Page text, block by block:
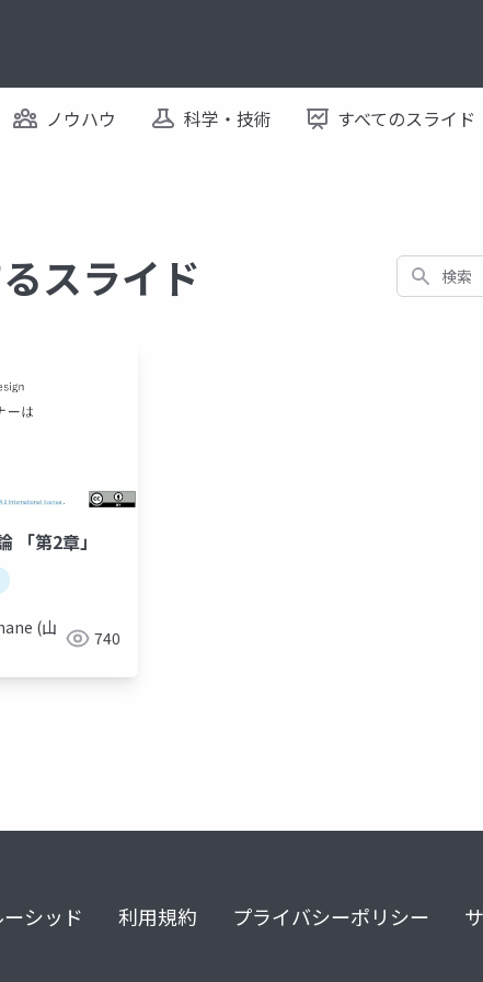
ノウハウ 科学・技術 すべてのスライド
スライド 検索
「第2章」
(山
740
シッド 利用規約 プライバシーポリシー